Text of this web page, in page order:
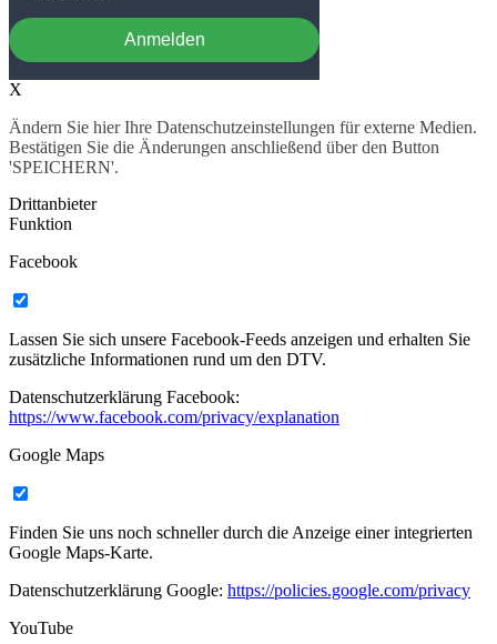
Anmelden
X
Ändern Sie hier Ihre Datenschutzeinstellungen für externe Medien.
Bestätigen Sie die Änderungen anschließend über den Button
'SPEICHERN'.
Drittanbieter
Funktion
Facebook
Lassen Sie sich unsere Facebook-Feeds anzeigen und erhalten Sie
zusätzliche Informationen rund um den DTV.
Datenschutzerklärung Facebook:
https://www.facebook.com/privacy/explanation
Google Maps
Finden Sie uns noch schneller durch die Anzeige einer integrierten
Google Maps-Karte.
Datenschutzerklärung Google: https://policies.google.com/privacy
YouTube